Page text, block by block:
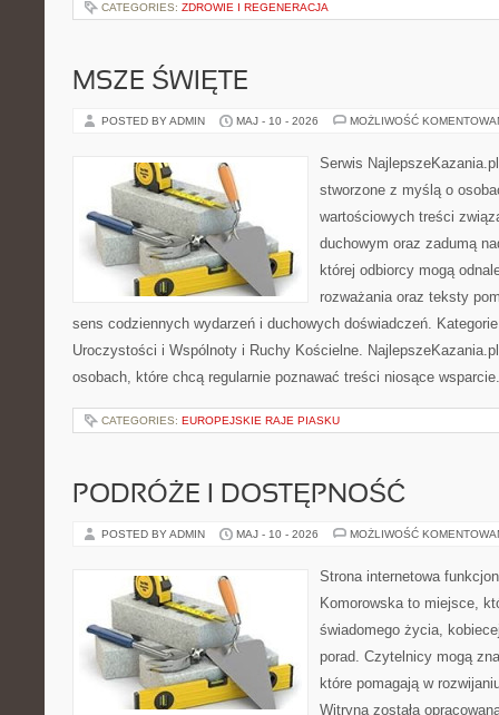
CATEGORIES: ZDROWIE I REGENERACJA
MSZE ŚWIĘTE
POSTED BY ADMIN MAJ - 10 - 2026 MOŻLIWOŚĆ
Serwis
stworzone z myślą o
wartościowych treści
duchowym oraz zadumą
której odbiorcy mogą
rozważania oraz teksty
sens codziennych wydarzeń i duchowych doświadczeń.
Uroczystości i Wspólnoty i Ruchy Kościelne.
osobach, które chcą regularnie poznawać treści niosące
CATEGORIES: EUROPEJSKIE RAJE PIASKU
PODRÓŻE I DOSTĘPNOŚĆ
POSTED BY ADMIN MAJ - 10 - 2026 MOŻLIWOŚĆ
Strona internetowa
Komorowska to miejsce,
świadomego życia,
porad. Czytelnicy mogą
które pomagają w
Witryna została